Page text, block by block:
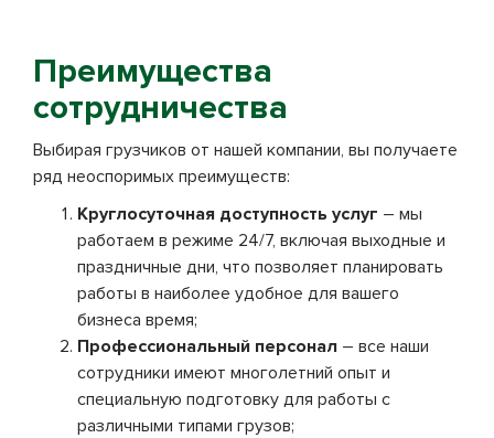
Преимущества
сотрудничества
Выбирая грузчиков от нашей компании, вы получаете
ряд неоспоримых преимуществ:
Круглосуточная доступность услуг – мы
работаем в режиме 24/7, включая выходные и
праздничные дни, что позволяет планировать
работы в наиболее удобное для вашего
бизнеса время;
Профессиональный персонал – все наши
сотрудники имеют многолетний опыт и
специальную подготовку для работы с
различными типами грузов;